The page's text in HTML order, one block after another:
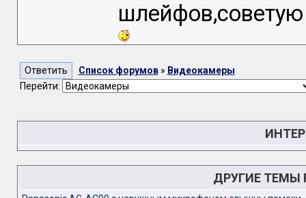
Список форумов» Видеокамеры
Перейти:
ДРУГИЕ ТЕМЫ